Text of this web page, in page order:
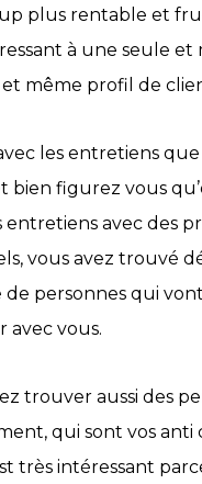
plus rentable et
à une seule et
même profil de
les entretiens
bien figurez vous
entretiens avec des
vous avez trouvé
de personnes qui
avec vous.
trouver aussi des
qui sont vos anti
très intéressant